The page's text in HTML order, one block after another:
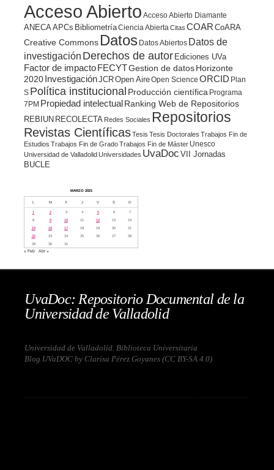
Acceso Abierto Acceso Abierto Diamante
ANECA APCs BibliometríaCiencia Abierta Citas COAR CoARA
Creative Commons Datos Datos Abiertos Datos de
investigación Derechos de autor Ediciones UVa
Factor de impacto FECYTGestion de datosHorizonte
2020 InvestigaciónJCROpen AireOpen Science ORCID Plan
S Política institucional Producción científica Programa
7PM Propiedad intelectualRanking Web de Repositorios
REBIUN RECOLECTA Redes Sociales Repositorios
Revistas CientíficasTesis Tesis Doctorales Trabajos Fin de
Estudios Trabajos Fin de GradoTrabajos Fin de Máster Unesco
Universidad de ValladolidUniversidades UvaDoc VII Jornadas
BUCLE
MARZO 2021
L M X J V S D
1 2 3 4 5 6
7
8
9 10 11 12 13
14
15
16 17 18 19 20
21
22
23 24 25 26 27
28
29
30 31
« Feb Abr »
UvaDoc: Repositorio Documental de la
Universidad de Valladolid
Universidad de Valladolid. Biblioteca Universitaria
Blog UVaDOC by Clarisa Pérez Goyanes (CC BY-SA 4.0)